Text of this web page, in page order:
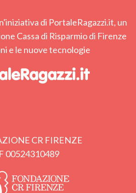
di PortaleRagazzi.it, un
Cassa di Risparmio di Firenze
e le nuove tecnologie
CR FIRENZE
00524310489